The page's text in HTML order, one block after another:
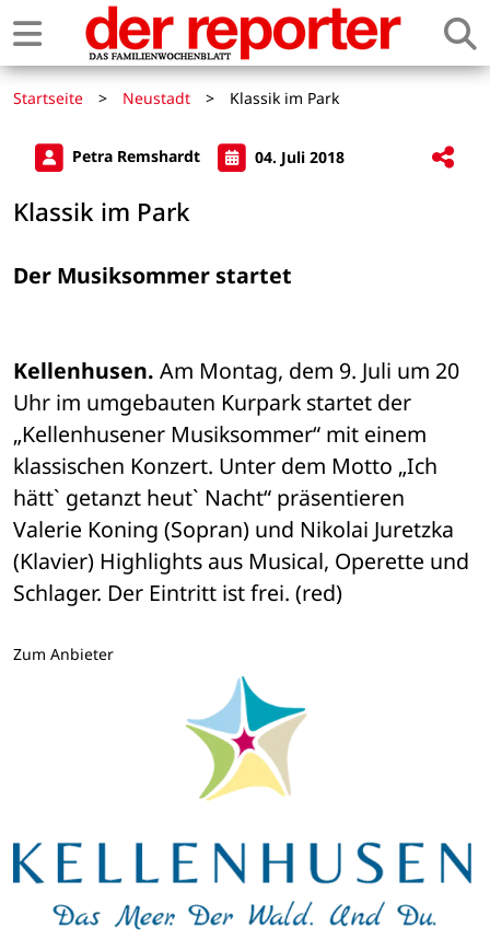
Startseite > Neustadt > Klassik im Park
Petra Remshardt 04. Juli 2018
Klassik im Park
Der Musiksommer startet
Kellenhusen. Am Montag, dem 9. Juli um 20
Uhr im umgebauten Kurpark startet der
„Kellenhusener Musiksommer“ mit einem
klassischen Konzert. Unter dem Motto „Ich
hätt` getanzt heut` Nacht“ präsentieren
Valerie Koning (Sopran) und Nikolai Juretzka
(Klavier) Highlights aus Musical, Operette und
Schlager. Der Eintritt ist frei. (red)
Zum Anbieter